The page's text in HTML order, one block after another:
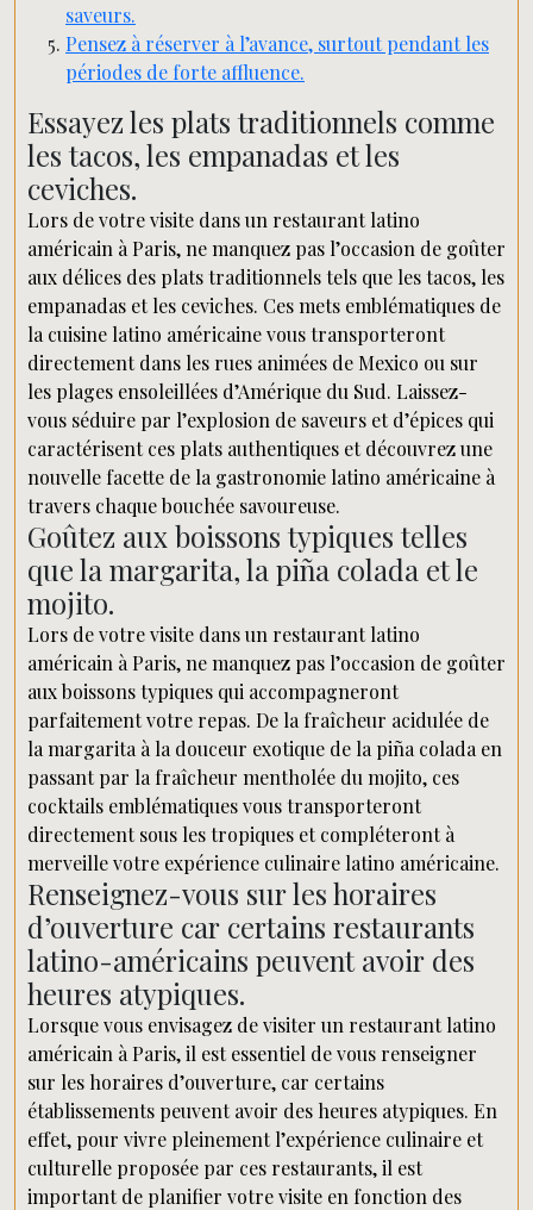
saveurs.
Pensez à réserver à l’avance, surtout pendant les
périodes de forte affluence.
Essayez les plats traditionnels comme
les tacos, les empanadas et les
ceviches.
Lors de votre visite dans un restaurant latino
américain à Paris, ne manquez pas l’occasion de goûter
aux délices des plats traditionnels tels que les tacos, les
empanadas et les ceviches. Ces mets emblématiques de
la cuisine latino américaine vous transporteront
directement dans les rues animées de Mexico ou sur
les plages ensoleillées d’Amérique du Sud. Laissez-
vous séduire par l’explosion de saveurs et d’épices qui
caractérisent ces plats authentiques et découvrez une
nouvelle facette de la gastronomie latino américaine à
travers chaque bouchée savoureuse.
Goûtez aux boissons typiques telles
que la margarita, la piña colada et le
mojito.
Lors de votre visite dans un restaurant latino
américain à Paris, ne manquez pas l’occasion de goûter
aux boissons typiques qui accompagneront
parfaitement votre repas. De la fraîcheur acidulée de
la margarita à la douceur exotique de la piña colada en
passant par la fraîcheur mentholée du mojito, ces
cocktails emblématiques vous transporteront
directement sous les tropiques et compléteront à
merveille votre expérience culinaire latino américaine.
Renseignez-vous sur les horaires
d’ouverture car certains restaurants
latino-américains peuvent avoir des
heures atypiques.
Lorsque vous envisagez de visiter un restaurant latino
américain à Paris, il est essentiel de vous renseigner
sur les horaires d’ouverture, car certains
établissements peuvent avoir des heures atypiques. En
effet, pour vivre pleinement l’expérience culinaire et
culturelle proposée par ces restaurants, il est
important de planifier votre visite en fonction des